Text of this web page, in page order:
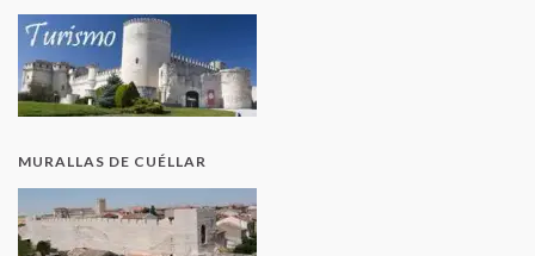
MURALLAS DE CUÉLLAR